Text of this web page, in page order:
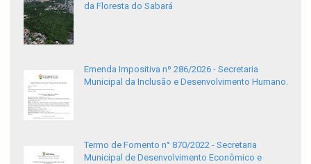
da Floresta do Sabará
Emenda Impositiva nº 286/2026 - Secretaria
Municipal da Inclusão e Desenvolvimento Humano.
Termo de Fomento n° 870/2022 - Secretaria
Municipal de Desenvolvimento Econômico e